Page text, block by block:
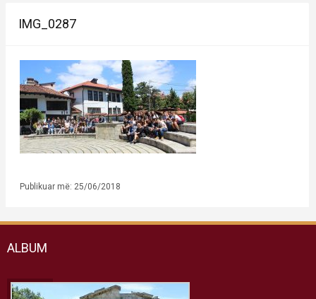
IMG_0287
Publikuar më: 25/06/2018
ALBUM